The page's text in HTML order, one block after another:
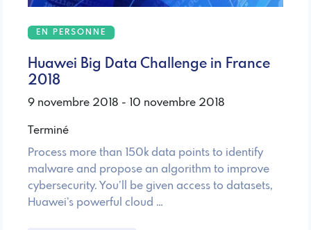
EN PERSONNE
Huawei Big Data Challenge in France
2018
9 novembre 2018 - 10 novembre 2018
Terminé
Process more than 150k data points to identify
malware and propose an algorithm to improve
cybersecurity. You’ll be given access to datasets,
Huawei’s powerful cloud …